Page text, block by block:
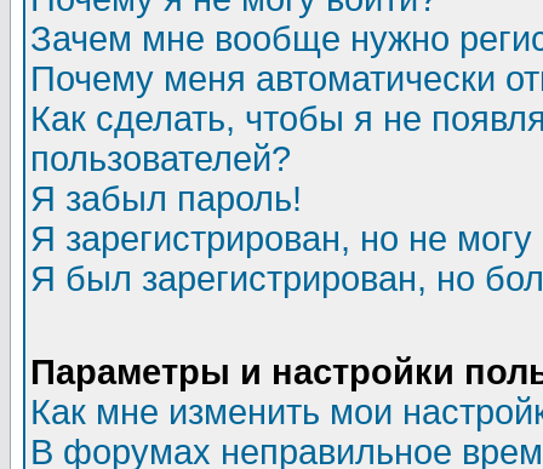
Зачем мне вообще нужно
Почему меня автоматически
Как сделать, чтобы я не
пользователей?
Я забыл пароль!
Я зарегистрирован, но не могу
Я был зарегистрирован, но
Параметры и настройки
Как мне изменить мои
В форумах неправильное